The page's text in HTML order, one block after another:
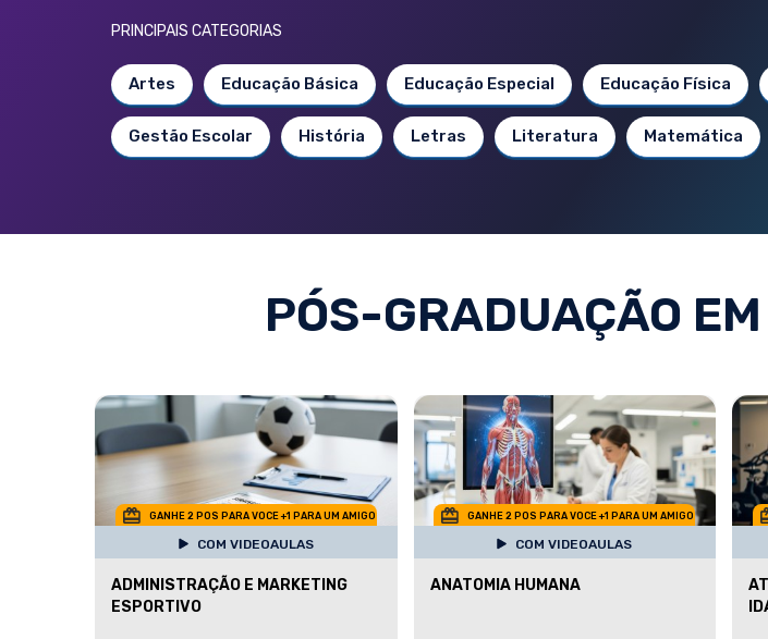
PRINCIPAIS CATEGORIAS
Artes Educação Básica Educação Especial Educação Física
Gestão Escolar História Letras Literatura Matemática
PÓS-GRADUAÇÃO
GANHE 2 POS PARA VOCE +1 PARA UM AMIGO
COM VIDEOAULAS
ADMINISTRAÇÃO E MARKETING
ESPORTIVO
GANHE 2 POS PARA VOCE +1 PARA UM AMIGO
COM VIDEOAULAS
ANATOMIA HUMANA